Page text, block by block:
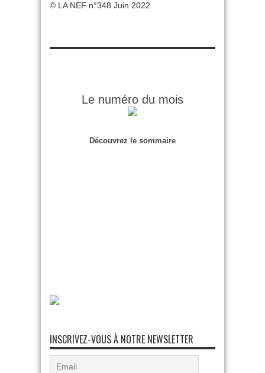
© LA NEF n°348 Juin 2022
Le numéro du mois
Découvrez le sommaire
INSCRIVEZ-VOUS À NOTRE NEWSLETTER